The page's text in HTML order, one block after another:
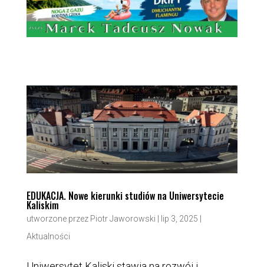
EDUKACJA. Nowe kierunki studiów na Uniwersytecie
Kaliskim
utworzone przez Piotr Jaworowski lip 3, 2025
Aktualności